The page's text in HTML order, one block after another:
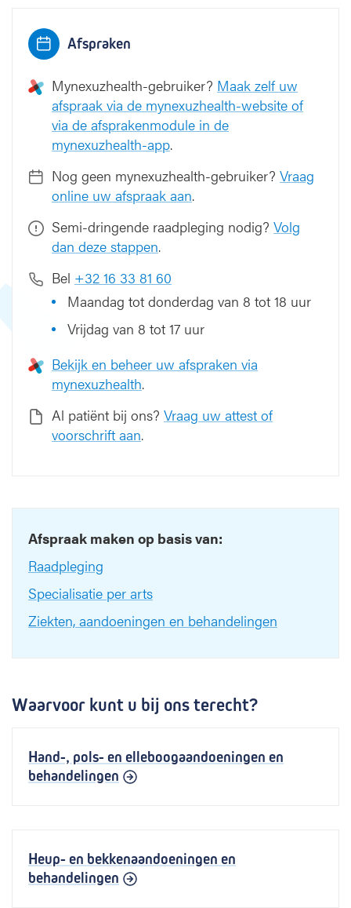
Afspraken
Mynexuzhealth-gebruiker? Maak zelf uw
afspraak via de mynexuzhealth-website of
via de afsprakenmodule in de
mynexuzhealth-app.
Nog geen mynexuzhealth-gebruiker? Vraag
online uw afspraak aan.
Semi-dringende raadpleging nodig? Volg
dan deze stappen.
Bel +32 16 33 81 60
Maandag tot donderdag van 8 tot 18 uur
Vrijdag van 8 tot 17 uur
Bekijk en beheer uw afspraken via
mynexuzhealth.
Al patiënt bij ons? Vraag uw attest of
voorschrift aan.
Afspraak maken op basis van:
Raadpleging
Specialisatie per arts
Ziekten, aandoeningen en behandelingen
Waarvoor kunt u bij ons terecht?
Hand-, pols- en elleboogaandoeningen en
behandelingen
Heup- en bekkenaandoeningen en
behandelingen